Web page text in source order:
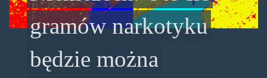
gramów narkotyku
będzie można